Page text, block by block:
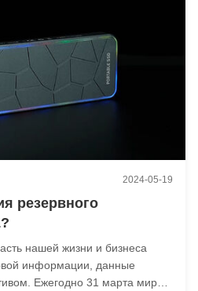
2024-05-19
резервного
нашей жизни и бизнеса
информации, данные
Ежегодно 31 марта мир